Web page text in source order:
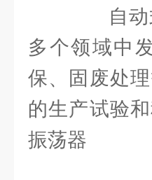
自动式
多个领域中
保、固废处
的生产试验
振荡器